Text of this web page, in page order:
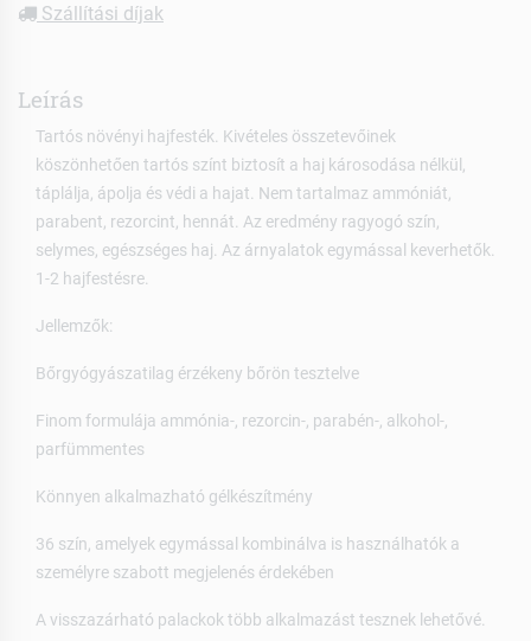
Szállítási díjak
Leírás
Tartós növényi hajfesték. Kivételes összetevőinek
köszönhetően tartós színt biztosít a haj károsodása nélkül,
táplálja, ápolja és védi a hajat. Nem tartalmaz ammóniát,
parabent, rezorcint, hennát. Az eredmény ragyogó szín,
selymes, egészséges haj. Az árnyalatok egymással keverhetők.
1-2 hajfestésre.
Jellemzők:
Bőrgyógyászatilag érzékeny bőrön tesztelve
Finom formulája ammónia-, rezorcin-, parabén-, alkohol-,
parfümmentes
Könnyen alkalmazható gélkészítmény
36 szín, amelyek egymással kombinálva is használhatók a
személyre szabott megjelenés érdekében
A visszazárható palackok több alkalmazást tesznek lehetővé.